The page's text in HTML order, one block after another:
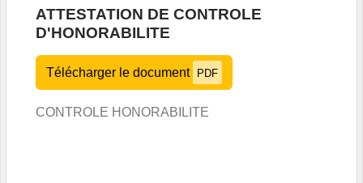
ATTESTATION DE CONTROLE
D'HONORABILITE
Télécharger le document PDF
CONTROLE HONORABILITE